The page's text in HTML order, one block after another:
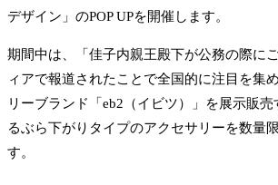
デザイン」のPOP UPを開催します。
期間中は、「佳子内親王殿下が公務の際に
ィアで報道されたことで全国的に注目を集
リーブランド「eb2（イビツ）」を展示販
るぶら下がりタイプのアクセサリーを数量
す。